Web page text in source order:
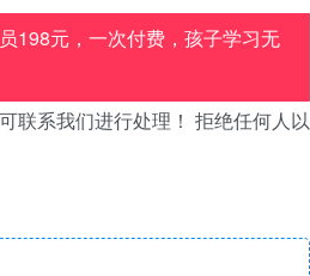
198元，一次付费，孩子学习无
联系我们进行处理！ 拒绝任何人以